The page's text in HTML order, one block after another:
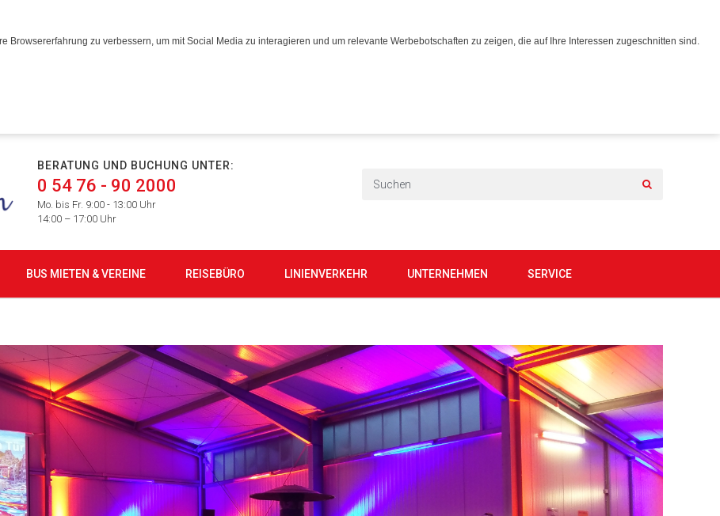
Browsererfahrung zu verbessern, um mit Social Media zu interagieren und um relevante Werbebotschaften zu zeigen, die auf Ihre Interessen zugeschnitten sind.
BERATUNG UND BUCHUNG UNTER:
0 54 76 - 90 2000
Mo. bis Fr. 9:00 - 13:00 Uhr
14:00 – 17:00 Uhr
BUS MIETEN & VEREINE REISEBÜRO LINIENVERKEHR UNTERNEHMEN SERVICE